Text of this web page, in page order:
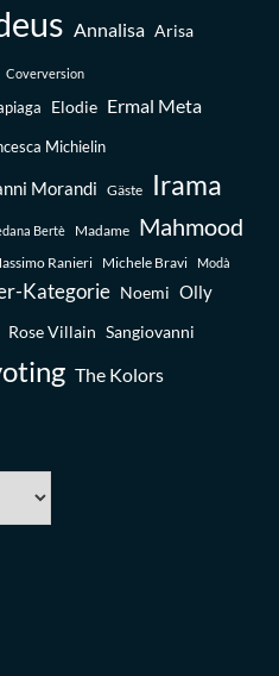
Annalisa Arisa
Coverversion
Elodie Ermal Meta
Michielin
Morandi Gäste Irama
Bertè Madame Mahmood
Ranieri Michele Bravi Modà
Kategorie Noemi Olly
Rose Villain Sangiovanni
The Kolors